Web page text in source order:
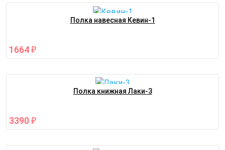
Полка навесная Кевин-1
1664 ₽
Полка книжная Лаки-3
3390 ₽